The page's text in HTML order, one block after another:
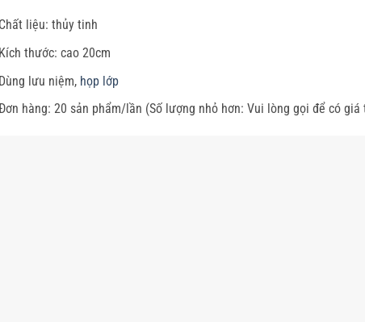
liệu: thủy tinh
thước: cao 20cm
lưu niệm, họp lớp
hàng: 20 sản phẩm/lần (Số lượng nhỏ hơn: Vui lòng gọi để có giá